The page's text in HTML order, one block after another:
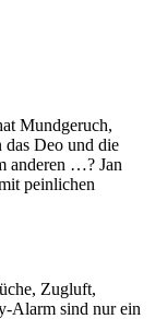
Mundgeruch,
das Deo und die
anderen …? Jan
peinlichen
Zugluft,
Alarm sind nur ein